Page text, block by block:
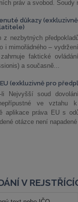
práv a svobod. Soudy
důkazy
z nezbytných
i mimořádného –
zahrnuje faktické
a současně...
(exkluzivně pro
li Nejvyšší soud
ve vztahu
aplikace práva EU s
otázce není
V